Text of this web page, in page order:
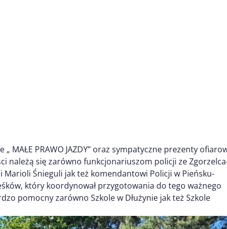
MAŁE PRAWO JAZDY” oraz sympatyczne prezenty
należą się zarówno funkcjonariuszom policji ze
Marioli Śnieguli jak też komendantowi Policji w Pieńsku-
który koordynował przygotowania do tego ważnego
pomocny zarówno Szkole w Dłużynie jak też Szkole